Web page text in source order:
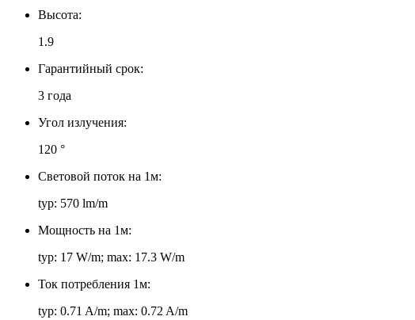
Высота:
1.9
Гарантийный срок:
3 года
Угол излучения:
120 °
Световой поток на 1м:
typ: 570 lm/m
Мощность на 1м:
typ: 17 W/m; max: 17.3 W/m
Ток потребления 1м:
typ: 0.71 A/m; max: 0.72 A/m